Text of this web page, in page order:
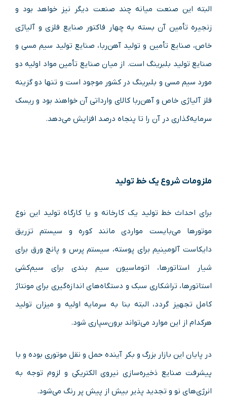
البته این صنعت میانه چند صنعت دیگر نیز خواهد بود و
زنجیره تأمین آن بسته به چهار فاکتور صنایع فلزی و آلیاژی
خاص، صنایع تأمین و تولید آهن‌ربا، صنایع تولید سیم مسی و
صنایع تولید بلبرینگ است. از میان صنایع تأمین مواد اولیه دو
مورد سیم مسی و بلبرینگ در کشور موجود است و تنها دو گزینه
فلز آلیاژی خاص و آهن‌ربا کالای وارداتی آن خواهند بود و ریسک
سرمایه‌گذاری در آن را تا پنجاه‌ درصد افزایش می‌دهد.
ملزومات شروع یک خط تولید
برای احداث خط تولید یک کارخانه و یا کارگاه تولید این نوع
موتورها می‌بایست مواردی مانند کوره و سیستم تزریق
دایکاست آلومینیم برای پوسته، سیستم پرس و پانچ ورق برای
شیار استاتورها، اتوماسیون سیم بندی برای سیم‌کشی
استاتورها، تراشکاری سبک و دستگاه‌های اندازه‌گیری برای مونتاژ
کامل تجهیز گردد، البته بنا به سرمایه اولیه و میزان تولید
هرکدام از این موارد می‌تواند برون‌سپاری شود.
در پایان این بازار بزرگ و بکر آینده حمل و نقل موتوری بوده و با
پیشرفت صنایع ذخیره‌سازی نیروی الکتریکی و لزوم توجه به
انرژی‌های نو و تجدید پذیر بیش‌ از پیش پر رنگ می‌شود.